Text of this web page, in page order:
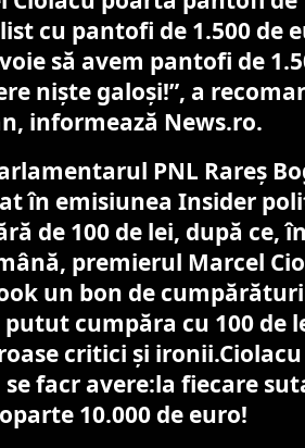
cu pantofi de 1.500 de
să avem pantofi de
nişte galoşi!”, a
informează News.ro.
PNL Rareş
în emisiunea Insider
de 100 de lei, după ce,
premierul Marcel
un bon de
putut cumpăra cu 100 de
critici şi
se facr avere:la fiecare
10.000 de euro!